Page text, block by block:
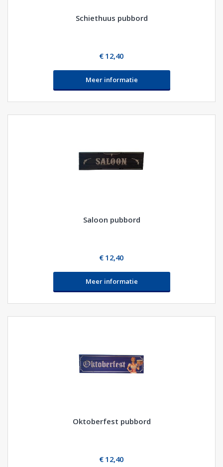
Schiethuus pubbord
€ 12,40
Meer informatie
Saloon pubbord
€ 12,40
Meer informatie
Oktoberfest pubbord
€ 12,40